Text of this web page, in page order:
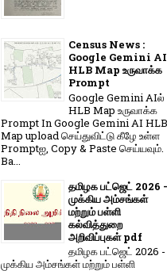
Census News :
Google Gemini
HLB Map உருவாக்க
Prompt
Google Gemini AIல்
HLB Map உருவாக்க
Prompt In Google Gemini AI HLB
Map upload செய்துவிட்டு கீழே உள்ள
Promptஐ, Copy & Paste செய்யவும்.
Ba...
தமிழக பட்ஜெட் 2026 -
முக்கிய அம்சங்கள்
மற்றும் பள்ளி
கல்வித்துறை
அறிவிப்புகள் pdf
தமிழக பட்ஜெட் 2026 -
முக்கிய அம்சங்கள் மற்றும் பள்ளி